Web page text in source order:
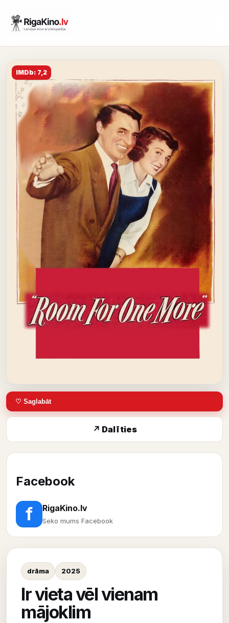
IMDb: 7,2
♡ Saglabāt
↗ Dalīties
Facebook
f RigaKino.lv
Seko mums Facebook
drāma 2025
Ir vieta vēl vienam
mājoklim